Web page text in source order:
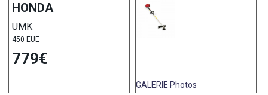
HONDA
UMK
450 EUE
779€
GALERIE Photos